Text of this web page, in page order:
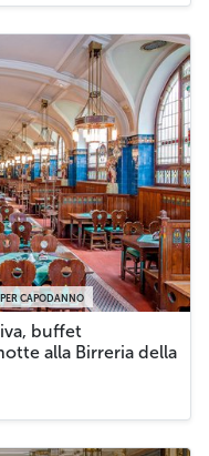
CAPODANNO
buffet
alla Birreria della